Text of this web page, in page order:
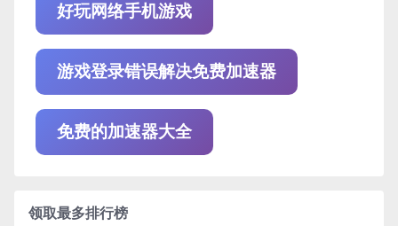
好玩网络手机游戏
游戏登录错误解决免费加速器
免费的加速器大全
领取最多排行榜